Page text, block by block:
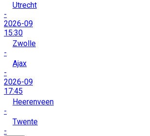
Utrecht
-
2026-09
15:30
Zwolle
-
Ajax
-
2026-09
17:45
Heerenveen
-
Twente
-